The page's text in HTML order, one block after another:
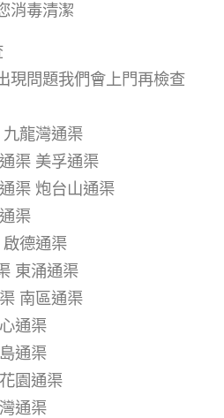
消毒清潔
現問題我們會上門再檢查
龍灣通渠
渠 美孚通渠
渠 炮台山通渠
渠
德通渠
東涌通渠
南區通渠
通渠
通渠
園通渠
通渠